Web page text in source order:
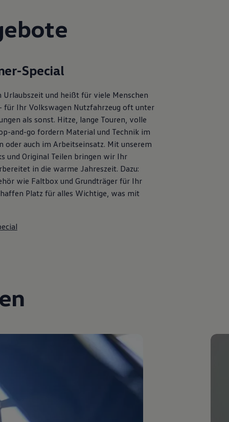
Special
Urlaubszeit und heißt für viele Menschen
für Ihr Volkswagen Nutzfahrzeug oft unter
als sonst. Hitze, lange Touren, volle
and-go fordern Material und Technik im
oder auch im Arbeitseinsatz. Mit unserem
und Original Teilen bringen wir Ihr
in die warme Jahreszeit. Dazu:
wie Faltbox und Grundträger für Ihr
Platz für alles Wichtige, was mit